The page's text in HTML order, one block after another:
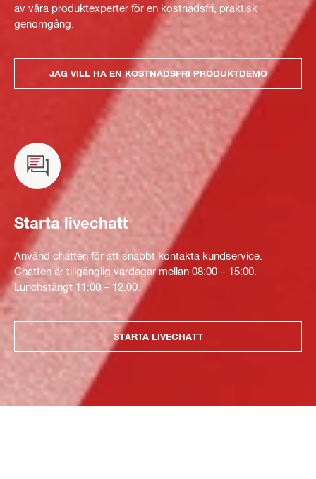
av våra produktexperter för en kostnadsfri, praktisk
genomgång.
JAG VILL HA EN KOSTNADSFRI PRODUKTDEMO
Starta livechatt
Använd chatten för att snabbt kontakta kundservice.
Chatten är tillgänglig vardagar mellan 08:00 – 15:00.
Lunchstängt 11:00 – 12.00.
STARTA LIVECHATT